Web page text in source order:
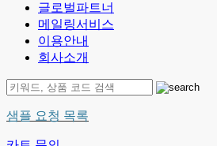
글로벌파트너
메일링서비스
이용안내
회사소개
샘플 요청 목록